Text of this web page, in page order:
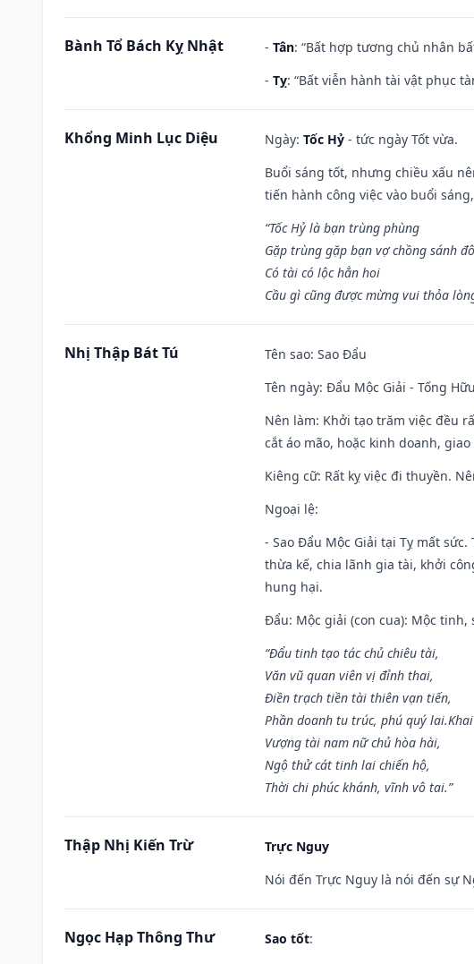
Bành Tổ Bách Kỵ Nhật - Tân: “Bất hợp tương chủ nhân
- Tỵ: “Bất viễn hành tài vật phục
Khổng Minh Lục Diệu Ngày: Tốc Hỷ - tức ngày Tốt vừa.
Buổi sáng tốt, nhưng chiều xấu
tiến hành công việc vào buổi
“Tốc Hỷ là bạn trùng phùng
Gặp trùng gặp bạn vợ chồng sánh
Có tài có lộc hẳn hoi
Cầu gì cũng được mừng vui thỏa
Nhị Thập Bát Tú Tên sao: Sao Đẩu
Tên ngày: Đẩu Mộc Giải - Tống
Nên làm: Khởi tạo trăm việc đều
cắt áo mão, hoặc kinh doanh,
Kiêng cữ: Rất kỵ việc đi thuyền.
Ngoại lệ:
- Sao Đẩu Mộc Giải tại Tỵ mất
thừa kế, chia lãnh gia tài, khởi
hung hại.
Đẩu: Mộc giải (con cua): Mộc
“Đẩu tinh tạo tác chủ chiêu tài,
Văn vũ quan viên vị đỉnh thai,
Điền trạch tiền tài thiên vạn tiến,
Phần doanh tu trúc, phú quý
Vượng tài nam nữ chủ hòa hài,
Ngộ thử cát tinh lai chiến hộ,
Thời chi phúc khánh, vĩnh vô tai.”
Thập Nhị Kiến Trừ
Trực Nguy
Nói đến Trực Nguy là nói đến sự
Ngọc Hạp Thông Thư Sao tốt: